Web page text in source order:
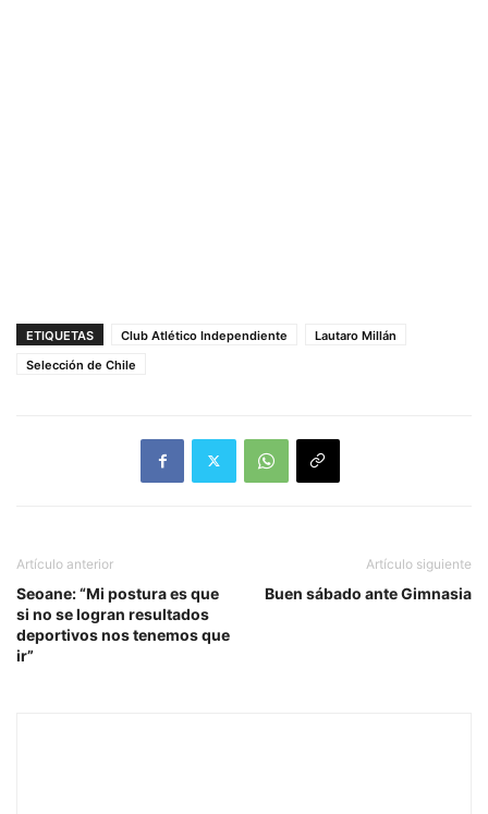
ETIQUETAS Club Atlético Independiente
Lautaro Millán
Selección de Chile
Artículo anterior
Seoane: “Mi postura es que
si no se logran resultados
deportivos nos tenemos que
ir”
Artículo siguiente
Buen sábado ante Gimnasia